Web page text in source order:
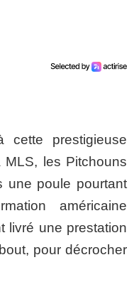
cette prestigieuse
les Pitchouns
une poule pourtant
américaine
livré une prestation
pour décrocher